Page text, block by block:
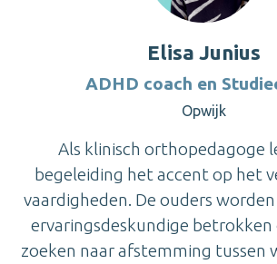
Elisa Junius
ADHD coach en
Opwijk
Als klinisch orthopedagoge
begeleiding het accent op het
vaardigheden. De ouders
ervaringsdeskundige betrokken
zoeken naar afstemming tussen